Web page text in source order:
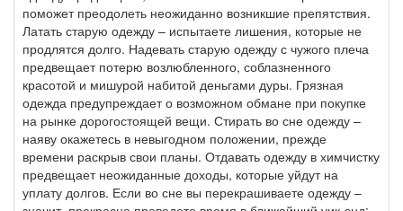
поможет преодолеть неожиданно возникшие препятствия.
Латать старую одежду – испытаете лишения, которые не
продлятся долго. Надевать старую одежду с чужого плеча
предвещает потерю возлюбленного, соблазненного
красотой и мишурой набитой деньгами дуры. Грязная
одежда предупреждает о возможном обмане при покупке
на рынке дорогостоящей вещи. Стирать во сне одежду –
наяву окажетесь в невыгодном положении, прежде
времени раскрыв свои планы. Отдавать одежду в химчистку
предвещает неожиданные доходы, которые уйдут на
уплату долгов. Если во сне вы перекрашиваете одежду –